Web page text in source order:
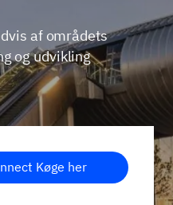
af områdets
og udvikling
Køge her